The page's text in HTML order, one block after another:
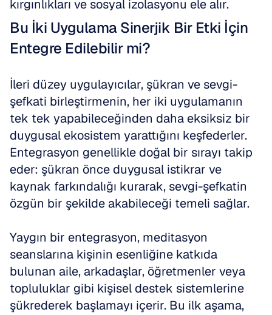
kırgınlıkları ve sosyal izolasyonu ele alır.
Bu İki Uygulama Sinerjik Bir Etki İçin
Entegre Edilebilir mi?
İleri düzey uygulayıcılar, şükran ve sevgi-
şefkati birleştirmenin, her iki uygulamanın
tek tek yapabileceğinden daha eksiksiz bir
duygusal ekosistem yarattığını keşfederler.
Entegrasyon genellikle doğal bir sırayı takip
eder: şükran önce duygusal istikrar ve
kaynak farkındalığı kurarak, sevgi-şefkatin
özgün bir şekilde akabileceği temeli sağlar.
Yaygın bir entegrasyon, meditasyon
seanslarına kişinin esenliğine katkıda
bulunan aile, arkadaşlar, öğretmenler veya
topluluklar gibi kişisel destek sistemlerine
şükrederek başlamayı içerir. Bu ilk aşama,